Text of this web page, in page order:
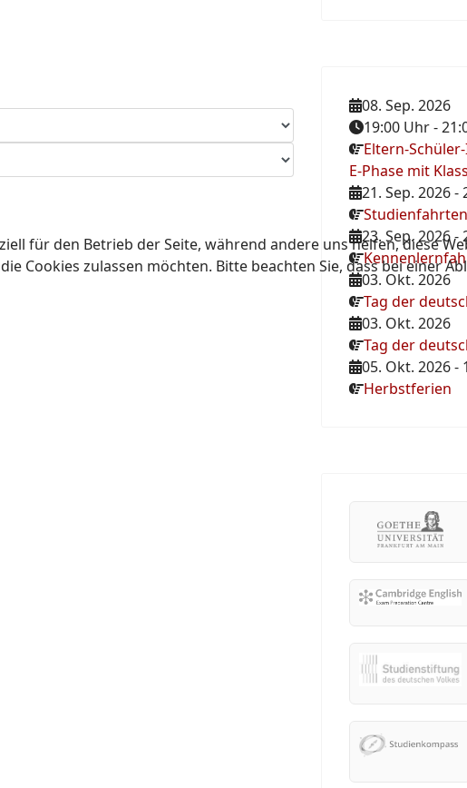
08. Sep. 2026
19:00 Uhr-
Eltern-
E-Phase mit
21. Sep. 2026-
23. Sep. 2026-
03. Okt. 2026
Tag der
03. Okt. 2026
Tag der
05. Okt. 2026-
Herbstferien
für den Betrieb der Seite, während andere uns helfen, diese
Cookies zulassen möchten. Bitte beachten Sie, dass bei einer